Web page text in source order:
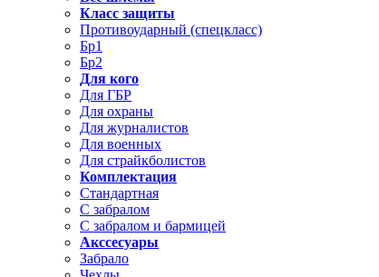
Класс защиты
Противоударный (спецкласс)
Бр1
Бр2
Для кого
Для ГБР
Для охраны
Для журналистов
Для военных
Для страйкболистов
Комплектация
Стандартная
С забралом
С забралом и бармицей
Акссесуары
Забрало